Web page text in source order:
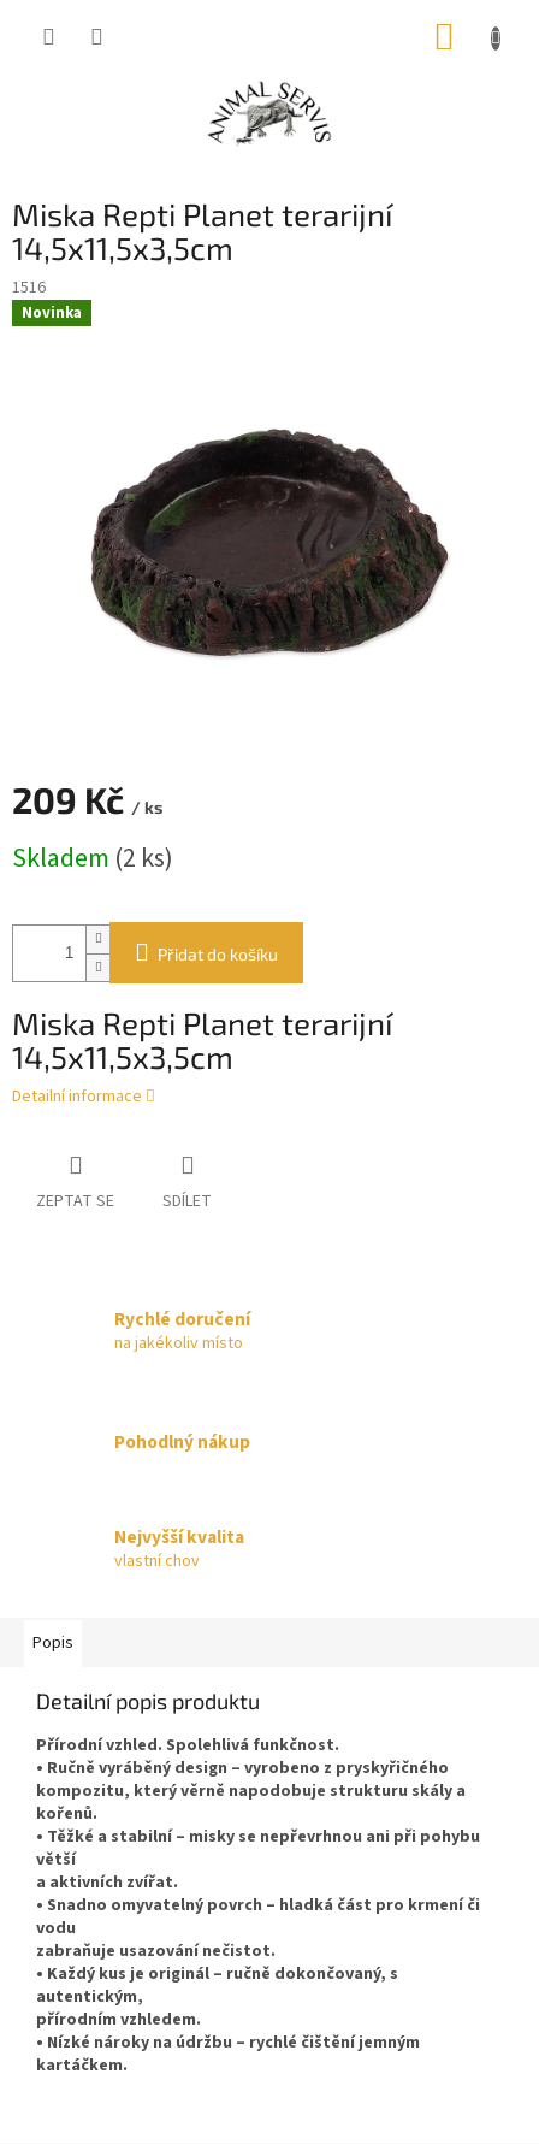
Miska Repti Planet terarijní
14,5x11,5x3,5cm
1516
Novinka
209 Kč / ks
cena:
Skladem (2 ks)
Přidat do košíku
Miska Repti Planet terarijní
14,5x11,5x3,5cm
Detailní informace
ZEPTAT SE SDÍLET
Rychlé doručení
na jakékoliv místo
Pohodlný nákup
Nejvyšší kvalita
vlastní chov
Popis
Detailní popis produktu
Přírodní vzhled. Spolehlivá funkčnost.
• Ručně vyráběný design – vyrobeno z pryskyřičného
kompozitu, který věrně napodobuje strukturu skály a
kořenů.
• Těžké a stabilní – misky se nepřevrhnou ani při pohybu
větší
a aktivních zvířat.
• Snadno omyvatelný povrch – hladká část pro krmení či
vodu
zabraňuje usazování nečistot.
• Každý kus je originál – ručně dokončovaný, s
autentickým,
přírodním vzhledem.
• Nízké nároky na údržbu – rychlé čištění jemným
kartáčkem.